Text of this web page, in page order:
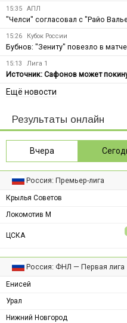
15:35 АПЛ
"Челси" согласовал с "Райо
15:26 Кубок России
Бубнов: "Зениту" повезло в
15:13 Лига 1
Источник: Сафонов может
Ещё новости
Результаты онлайн
Вчера
Россия: Премьер-лига
Крылья Советов
Локомотив М
ЦСКА
Россия: ФНЛ — Первая лига
Енисей
Урал
Нижний Новгород